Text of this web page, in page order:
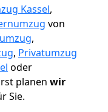
Kassel,
von
,
, Privatumzug
oder
planen wir
Sie.